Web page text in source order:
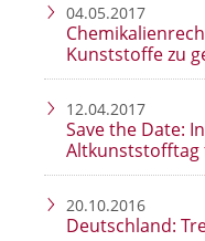
04.05.2017
Kunststoffe zu
12.04.2017
Save the Date:
Altkunststofftag
20.10.2016
Deutschland: